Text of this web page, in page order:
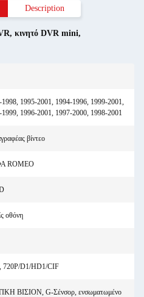
Description
, κινητό DVR mini,
1998, 1995-2001, 1994-1996, 1999-2001,
1999, 1996-2001, 1997-2000, 1998-2001
βίντεο
ROMEO
οθόνη
720P/D1/HD1/CIF
ΒΙΣΙΟΝ, G-Σένσορ, ενσωματωμένο